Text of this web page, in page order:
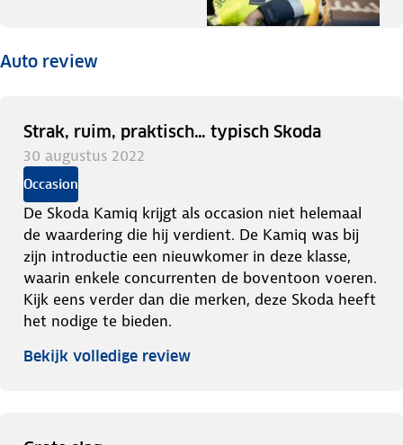
Auto review
Strak, ruim, praktisch… typisch Skoda
30 augustus 2022
Occasion
De Skoda Kamiq krijgt als occasion niet helemaal
de waardering die hij verdient. De Kamiq was bij
zijn introductie een nieuwkomer in deze klasse,
waarin enkele concurrenten de boventoon voeren.
Kijk eens verder dan die merken, deze Skoda heeft
het nodige te bieden.
Bekijk volledige review